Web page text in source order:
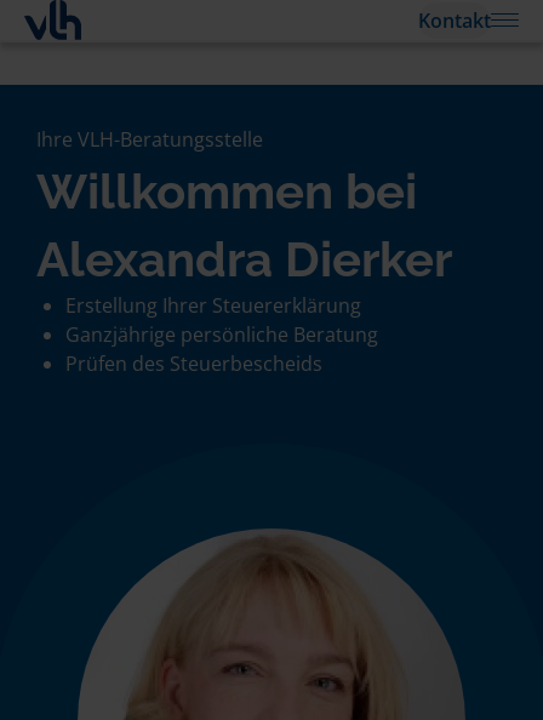
Kontakt
Ihre VLH-Beratungsstelle
Willkommen bei
Alexandra Dierker
Erstellung Ihrer Steuererklärung
Ganzjährige persönliche Beratung
Prüfen des Steuerbescheids